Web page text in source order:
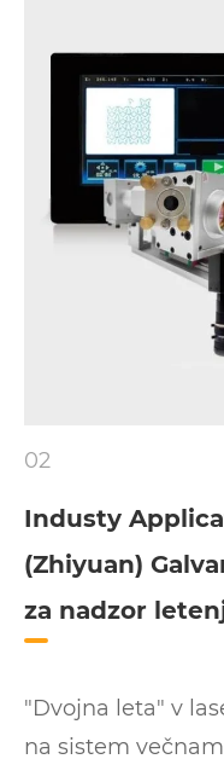
02
Industy
(Zhiyuan)
za nadzor
"Dvojna leta" v
na sistem